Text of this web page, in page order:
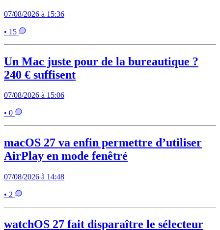
07/08/2026 à 15:36
• 15
Un Mac juste pour de la bureautique ?
240 € suffisent
07/08/2026 à 15:06
• 0
macOS 27 va enfin permettre d’utiliser
AirPlay en mode fenêtré
07/08/2026 à 14:48
• 2
watchOS 27 fait disparaître le sélecteur